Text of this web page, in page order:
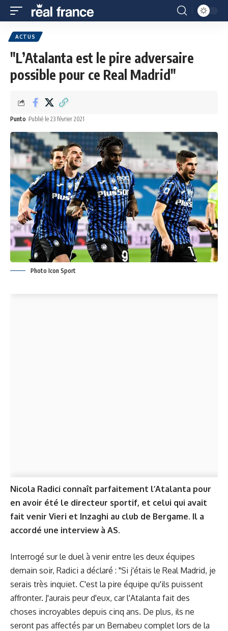
ACTUS
"L’Atalanta est le pire adversaire
possible pour ce Real Madrid"
Punto Publié le 23 février 2021
Photo Icon Sport
Nicola Radici connaît parfaitement l’Atalanta pour
en avoir été le directeur sportif, et celui qui avait
fait venir Vieri et Inzaghi au club de Bergame. Il a
accordé une interview à AS.
Interrogé sur le duel à venir entre les deux équipes
demain soir, Radici a déclaré : "Si j'étais le Real Madrid, je
serais très inquiet. C'est la pire équipe qu'ils puissent
affronter. J'aurais peur d'eux, car l'Atalanta fait des
choses incroyables depuis cinq ans. De plus, ils ne
seront pas affectés par un Bernabeu complet lors de la